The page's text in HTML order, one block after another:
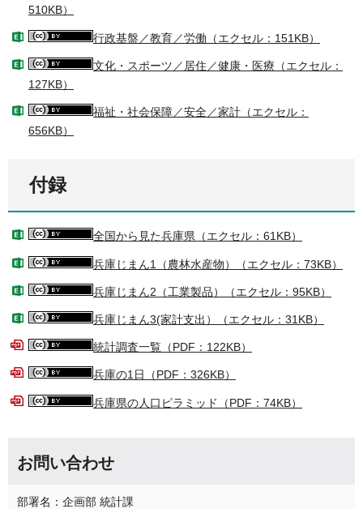
510KB）
行政基盤／教育／労働（エクセル：151KB）
文化・スポーツ／居住／健康・医療（エクセル：
127KB）
福祉・社会保障／安全／家計（エクセル：
656KB）
付録
全国から見た兵庫県（エクセル：61KB）
兵庫じまん1（農林水産物）（エクセル：73KB）
兵庫じまん2（工業製品）（エクセル：95KB）
兵庫じまん3(家計支出）（エクセル：31KB）
統計調査一覧（PDF：122KB）
兵庫の1日（PDF：326KB）
兵庫県の人口ピラミッド（PDF：74KB）
お問い合わせ
部署名：企画部 統計課